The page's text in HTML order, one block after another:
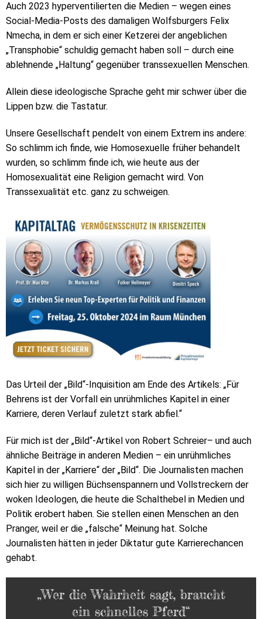
Auch 2023 hyperventilierten die Medien – wegen eines
Social-Media-Posts des damaligen Wolfsburgers Felix
Nmecha, in dem er sich einer Ketzerei der angeblichen
„Transphobie“ schuldig gemacht haben soll – durch eine
ablehnende „Haltung“ gegenüber transsexuellen Menschen.
Allein diese ideologische Sprache geht mir schwer über die
Lippen bzw. die Tastatur.
Unsere Gesellschaft pendelt von einem Extrem ins andere:
So schlimm ich finde, wie Homosexuelle früher behandelt
wurden, so schlimm finde ich, wie heute aus der
Homosexualität eine Religion gemacht wird. Von
Transsexualität etc. ganz zu schweigen.
Das Urteil der „Bild“-Inquisition am Ende des Artikels: „Für
Behrens ist der Vorfall ein unrühmliches Kapitel in einer
Karriere, deren Verlauf zuletzt stark abfiel.“
Für mich ist der „Bild“-Artikel von Robert Schreier– und auch
ähnliche Beiträge in anderen Medien – ein unrühmliches
Kapitel in der „Karriere“ der „Bild“. Die Journalisten machen
sich hier zu willigen Büchsenspannern und Vollstreckern der
woken Ideologen, die heute die Schalthebel in Medien und
Politik erobert haben. Sie stellen einen Menschen an den
Pranger, weil er die „falsche“ Meinung hat. Solche
Journalisten hätten in jeder Diktatur gute Karrierechancen
gehabt.
„Wer die Wahrheit sagt, braucht
ein schnelles Pferd“